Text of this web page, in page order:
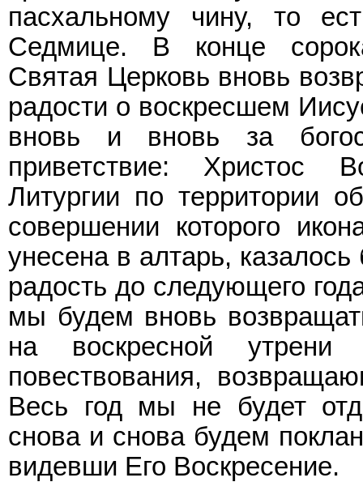
пасхальному чину, то
Седмице. В конце
Святая Церковь вновь
радости о воскресшем
вновь и вновь за
приветствие: Христос
Литургии по территории
совершении которого
унесена в алтарь,
радость до следующего
мы будем вновь
на воскресной утрени
повествования,
Весь год мы не будет
снова и снова будем
видевши Его Воскресение.